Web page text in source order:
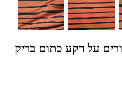
על רקע כתום בריק